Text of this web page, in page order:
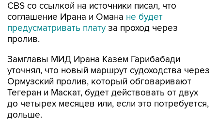
CBS со ссылкой на источники писал, что
соглашение Ирана и Омана не будет
предусматривать плату за проход через
пролив.
Замглавы МИД Ирана Казем Гарибабади
уточнял, что новый маршрут судоходства через
Ормузский пролив, который обговаривают
Тегеран и Маскат, будет действовать от двух
до четырех месяцев или, если это потребуется,
дольше.